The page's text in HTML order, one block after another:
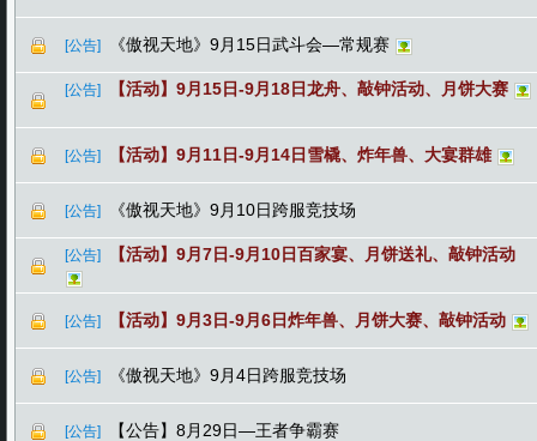
[公告] 《傲视天地》9月15日武斗会—常规赛
[公告] 【活动】9月15日-9月18日龙舟、敲钟活动、月饼大赛
[公告] 【活动】9月11日-9月14日雪橇、炸年兽、大宴群雄
[公告] 《傲视天地》9月10日跨服竞技场
[公告] 【活动】9月7日-9月10日百家宴、月饼送礼、敲钟活动
[公告] 【活动】9月3日-9月6日炸年兽、月饼大赛、敲钟活动
[公告] 《傲视天地》9月4日跨服竞技场
[公告] 【公告】8月29日—王者争霸赛